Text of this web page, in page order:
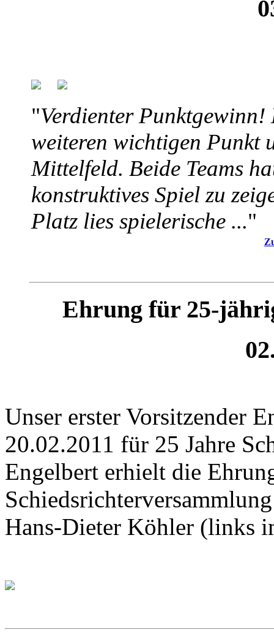
"Verdienter
weiteren wichtigen Punkt
Mittelfeld. Beide Teams
konstruktives Spiel zu
Platz lies spielerische ..."
Ehrung für 25-
Unser erster Vorsitzender
20.02.2011 für 25 Jahre
Engelbert erhielt die
Hans-Dieter Köhler (links